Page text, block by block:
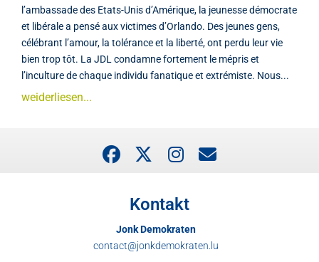
l’ambassade des Etats-Unis d’Amérique, la jeunesse démocrate
et libérale a pensé aux victimes d’Orlando. Des jeunes gens,
célébrant l’amour, la tolérance et la liberté, ont perdu leur vie
bien trop tôt. La JDL condamne fortement le mépris et
l’inculture de chaque individu fanatique et extrémiste. Nous...
weiderliesen...
Kontakt
Jonk Demokraten
contact@jonkdemokraten.lu